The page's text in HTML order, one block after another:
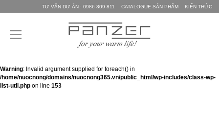
TƯ VẤN DỰ ÁN : 0986 809 811 CATALOGUE SẢN PHẨM KIẾN THỨC
Warning: Invalid argument supplied for foreach() in
/home/nuocnong/domains/nuocnong365.vn/public_html/wp-includes/class-wp-
list-util.php on line 153